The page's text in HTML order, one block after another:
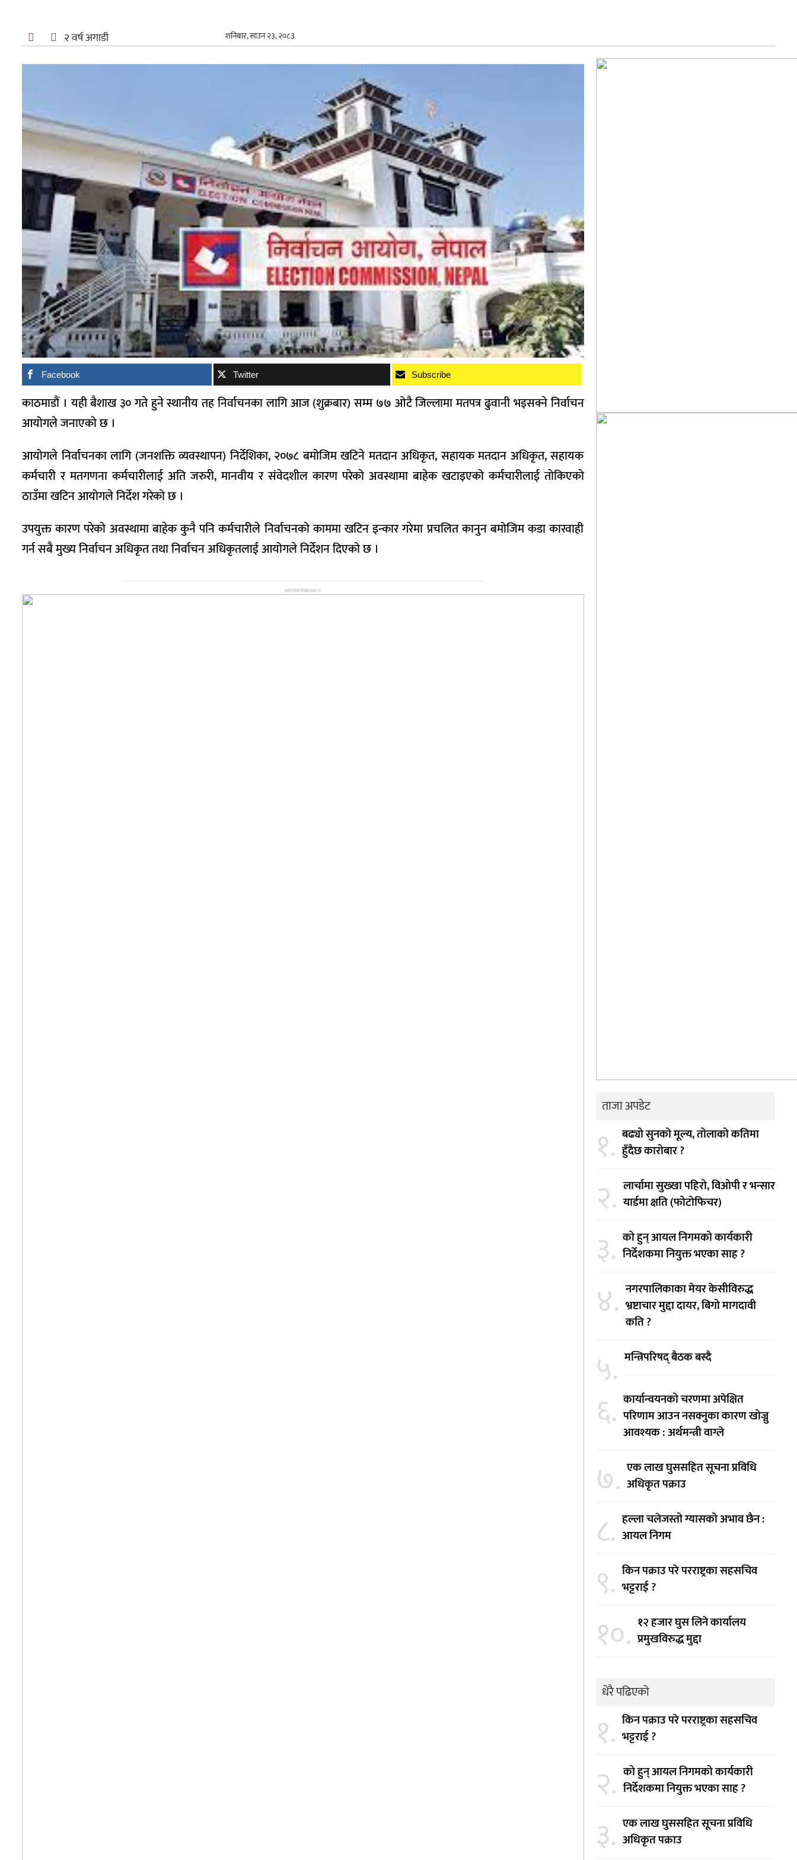
खेलकुद
२ वर्ष अगाडी शनिबार, साउन २३, २०८३
Facebook Twitter Subscribe
काठमाडौं । यही बैशाख ३० गते हुने स्थानीय तह निर्वाचनका लागि आज (शुक्रबार) सम्म ७७ ओटै जिल्लामा मतपत्र ढुवानी भइसक्ने निर्वाचन
आयोगले जनाएको छ ।
आयोगले निर्वाचनका लागि (जनशक्ति व्यवस्थापन) निर्देशिका, २०७८ बमोजिम खटिने मतदान अधिकृत, सहायक मतदान अधिकृत, सहायक
कर्मचारी र मतगणना कर्मचारीलाई अति जरुरी, मानवीय र संवेदशील कारण परेको अवस्थामा बाहेक खटाइएको कर्मचारीलाई तोकिएको
ठाउँमा खटिन आयोगले निर्देश गरेको छ ।
उपयुक्त कारण परेको अवस्थामा बाहेक कुनै पनि कर्मचारीले निर्वाचनको काममा खटिन इन्कार गरेमा प्रचलित कानुन बमोजिम कडा कारवाही
गर्न सबै मुख्य निर्वाचन अधिकृत तथा निर्वाचन अधिकृतलाई आयोगले निर्देशन दिएको छ ।
ADVERTISEMENT
ताजा अपडेट
१. बढ्यो सुनको मूल्य, तोलाको कतिमा
हुँदैछ कारोबार ?
२. लार्चामा सुख्खा पहिरो, विओपी र भन्सार
यार्डमा क्षति (फोटोफिचर)
३. को हुन् आयल निगमको कार्यकारी
निर्देशकमा नियुक्त भएका साह ?
४. नगरपालिकाका मेयर केसीविरुद्ध
भ्रष्टाचार मुद्दा दायर, बिगो मागदावी
कति ?
५. मन्त्रिपरिषद् बैठक बस्दै
६. कार्यान्वयनको चरणमा अपेक्षित
परिणाम आउन नसक्नुका कारण खोज्नु
आवश्यक : अर्थमन्त्री वाग्ले
७. एक लाख घुससहित सूचना प्रविधि
अधिकृत पक्राउ
८. हल्ला चलेजस्तो ग्यासको अभाव छैन :
आयल निगम
९. किन पक्राउ परे परराष्ट्रका सहसचिव
भट्टराई ?
१०. १२ हजार घुस लिने कार्यालय
प्रमुखविरुद्ध मुद्दा
धेरै पढिएको
१. किन पक्राउ परे परराष्ट्रका सहसचिव
भट्टराई ?
२. को हुन् आयल निगमको कार्यकारी
निर्देशकमा नियुक्त भएका साह ?
३. एक लाख घुससहित सूचना प्रविधि
अधिकृत पक्राउ